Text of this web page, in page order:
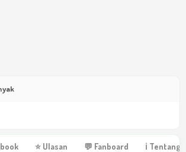
⭐ Ulasan 💬 Fanboard ℹ Tentang